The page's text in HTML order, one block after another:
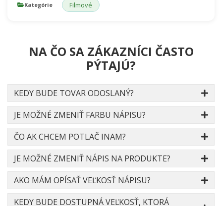
Kategórie Filmové
NA ČO SA ZÁKAZNÍCI ČASTO
PÝTAJÚ?
KEDY BUDE TOVAR ODOSLANÝ?
JE MOŽNÉ ZMENIŤ FARBU NÁPISU?
ČO AK CHCEM POTLAČ INAM?
JE MOŽNÉ ZMENIŤ NÁPIS NA PRODUKTE?
AKO MÁM OPÍSAŤ VEĽKOSŤ NÁPISU?
KEDY BUDE DOSTUPNÁ VEĽKOSŤ, KTORÁ